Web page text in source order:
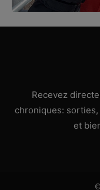
Recevez
chroniques:
et